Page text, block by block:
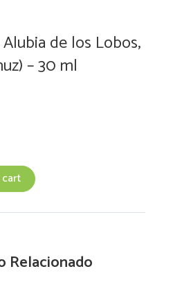
de los Lobos,
– 30 ml
Relacionado